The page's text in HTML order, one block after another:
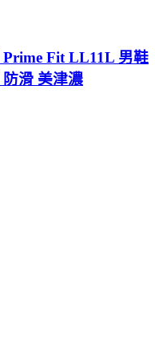
Fit LL11L 男鞋
滑 美津濃